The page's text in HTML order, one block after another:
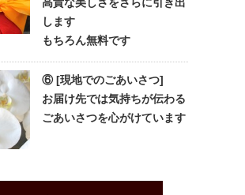
します
もちろん無料です
⑥ [現地でのごあいさつ]
お届け先では気持ちが伝わる
ごあいさつを心がけています